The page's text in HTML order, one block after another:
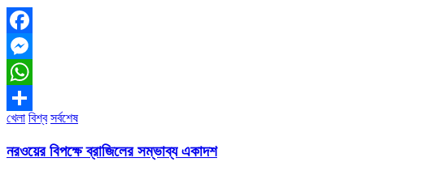
Facebook
Messenger
WhatsApp
Share
খেলা বিশ্ব সর্বশেষ
নরওয়ের বিপক্ষে ব্রাজিলের সম্ভাব্য একাদশ